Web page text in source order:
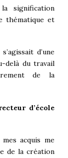
signification
thématique et
d’une
delà du travail
de la
d’école
acquis me
de la création